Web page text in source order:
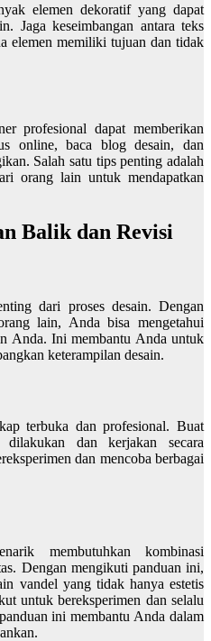
elemen dekoratif yang dapat
Jaga keseimbangan antara teks
elemen memiliki tujuan dan tidak
profesional dapat memberikan
online, baca blog desain, dan
Salah satu tips penting adalah
orang lain untuk mendapatkan
Balik dan Revisi
dari proses desain. Dengan
lain, Anda bisa mengetahui
Anda. Ini membantu Anda untuk
keterampilan desain.
terbuka dan profesional. Buat
dan kerjakan secara
dan mencoba berbagai
membutuhkan kombinasi
Dengan mengikuti panduan ini,
vandel yang tidak hanya estetis
untuk bereksperimen dan selalu
ini membantu Anda dalam